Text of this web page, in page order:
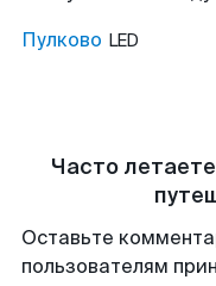
Пулково LED
Часто
Оставьте
пользователям